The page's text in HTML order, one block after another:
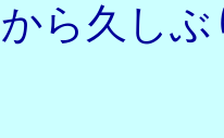
ら久しぶ